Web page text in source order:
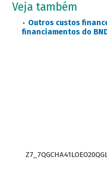
Veja também
Outros custos
financiamentos do